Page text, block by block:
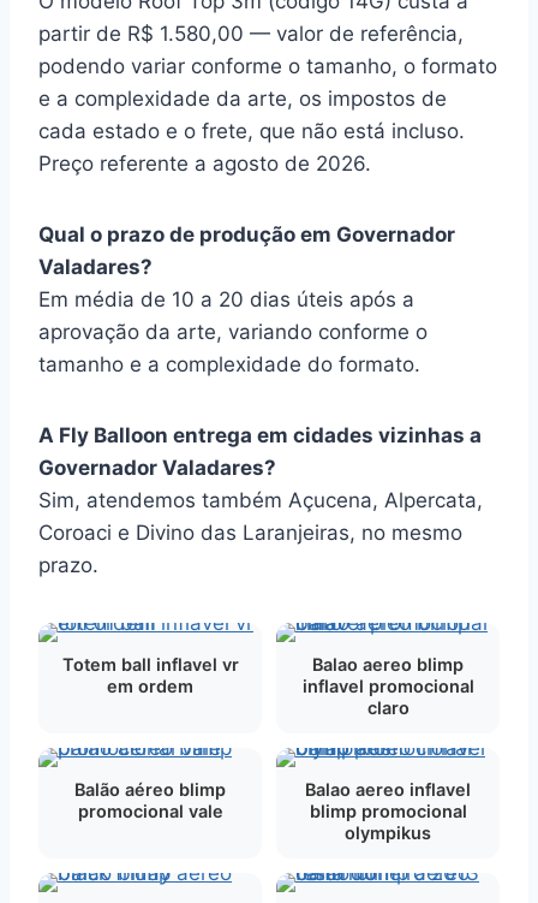
partir de R$ 1.580,00 — valor de referência,
podendo variar conforme o tamanho, o formato
e a complexidade da arte, os impostos de
cada estado e o frete, que não está incluso.
Preço referente a agosto de 2026.
Qual o prazo de produção em Governador
Valadares?
Em média de 10 a 20 dias úteis após a
aprovação da arte, variando conforme o
tamanho e a complexidade do formato.
A Fly Balloon entrega em cidades vizinhas a
Governador Valadares?
Sim, atendemos também Açucena, Alpercata,
Coroaci e Divino das Laranjeiras, no mesmo
prazo.
Totem ball inflavel vr
em ordem
Balao aereo blimp
inflavel promocional
claro
Balão aéreo blimp
promocional vale
Balao aereo inflavel
blimp promocional
olympikus